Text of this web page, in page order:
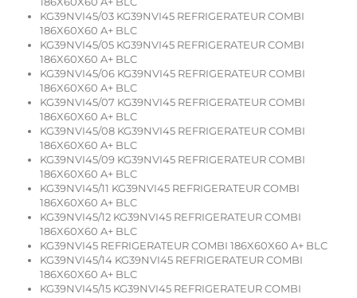
KG39NVI45/03 KG39NVI45 REFRIGERATEUR COMBI
186X60X60 A+ BLC
KG39NVI45/05 KG39NVI45 REFRIGERATEUR COMBI
186X60X60 A+ BLC
KG39NVI45/06 KG39NVI45 REFRIGERATEUR COMBI
186X60X60 A+ BLC
KG39NVI45/07 KG39NVI45 REFRIGERATEUR COMBI
186X60X60 A+ BLC
KG39NVI45/08 KG39NVI45 REFRIGERATEUR COMBI
186X60X60 A+ BLC
KG39NVI45/09 KG39NVI45 REFRIGERATEUR COMBI
186X60X60 A+ BLC
KG39NVI45/11 KG39NVI45 REFRIGERATEUR COMBI
186X60X60 A+ BLC
KG39NVI45/12 KG39NVI45 REFRIGERATEUR COMBI
186X60X60 A+ BLC
KG39NVI45 REFRIGERATEUR COMBI 186X60X60 A+ BLC
KG39NVI45/14 KG39NVI45 REFRIGERATEUR COMBI
186X60X60 A+ BLC
KG39NVI45/15 KG39NVI45 REFRIGERATEUR COMBI